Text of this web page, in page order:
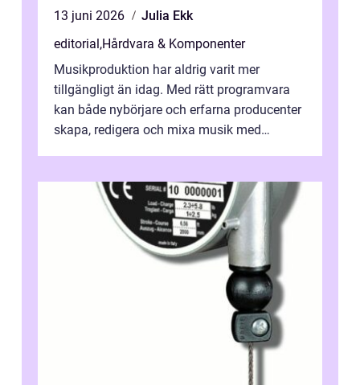
13 juni 2026
Julia Ekk
editorial,Hårdvara & Komponenter
Musikproduktion har aldrig varit mer
tillgängligt än idag. Med rätt programvara
kan både nybörjare och erfarna producenter
skapa, redigera och mixa musik med